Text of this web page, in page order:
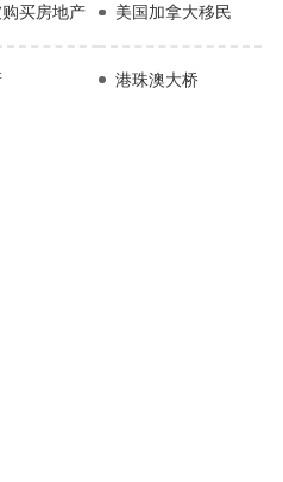
买房地产 美国加拿大移民
港珠澳大桥